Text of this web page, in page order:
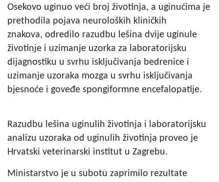
Osekovo uginuo veći broj životinja, a uginućima je
prethodila pojava neuroloških kliničkih
znakova, odredilo razudbu lešina dvije uginule
životinje i uzimanje uzorka za laboratorijsku
dijagnostiku u svrhu isključivanja bedrenice i
uzimanje uzoraka mozga u svrhu isključivanja
bjesnoće i goveđe spongiformne encefalopatije.
Razudbu lešina uginulih životinja i laboratorijsku
analizu uzoraka od uginulih životinja proveo je
Hrvatski veterinarski institut u Zagrebu.
Ministarstvo je u subotu zaprimilo rezultate